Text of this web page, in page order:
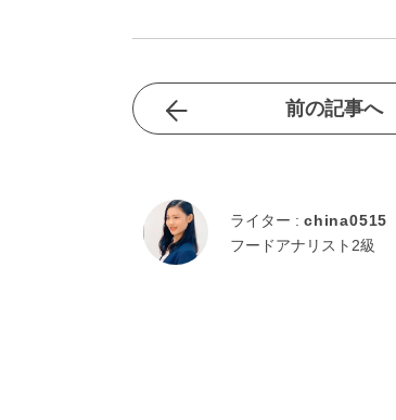
前の記事へ
ライター : china0515
フードアナリスト2級